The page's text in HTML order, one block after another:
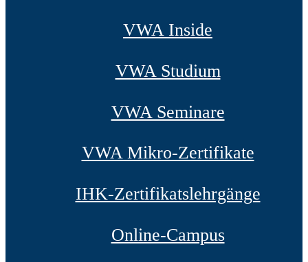
VWA Inside
VWA Studium
VWA Seminare
VWA Mikro-Zertifikate
IHK-Zertifikatslehrgänge
Online-Campus